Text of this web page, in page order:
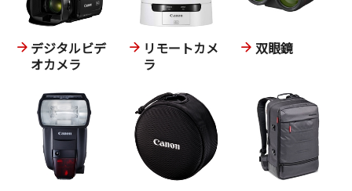
デジタルビデ
オカメラ
リモートカメ
ラ
双眼鏡